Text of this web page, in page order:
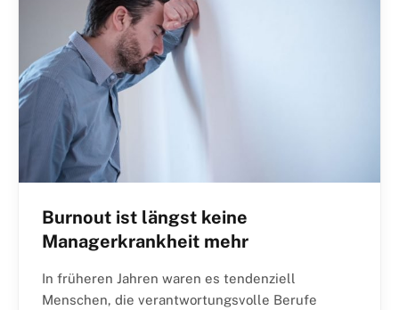
Burnout ist längst keine
Managerkrankheit mehr
In früheren Jahren waren es tendenziell
Menschen, die verantwortungsvolle Berufe